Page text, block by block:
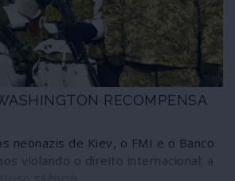
RECOMPENSA
neonazis de Kiev, o FMI e o Banco
violando o direito internacional; a